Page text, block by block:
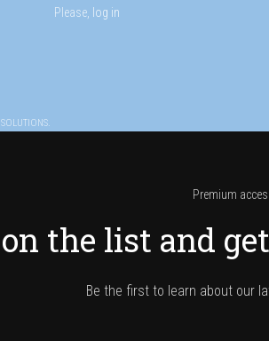
Please, log in
Premium
the list and
Be the first to learn about our